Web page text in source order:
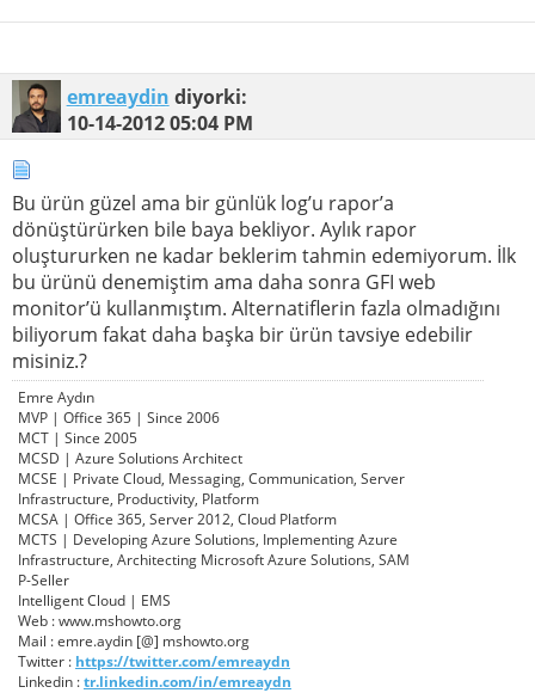
emreaydin diyorki:
10-14-201205:04 PM
Bu ürün güzel ama bir günlük log’u rapor’a
dönüştürürken bile baya bekliyor. Aylık rapor
oluştururken ne kadar beklerim tahmin edemiyorum. İlk
bu ürünü denemiştim ama daha sonra GFI web
monitor’ü kullanmıştım. Alternatiflerin fazla olmadığını
biliyorum fakat daha başka bir ürün tavsiye edebilir
misiniz.?
Emre Aydın
MVP | Office 365 | Since 2006
MCT | Since 2005
MCSD | Azure Solutions Architect
MCSE | Private Cloud, Messaging, Communication, Server
Infrastructure, Productivity, Platform
MCSA | Office 365, Server 2012, Cloud Platform
MCTS | Developing Azure Solutions, Implementing Azure
Infrastructure, Architecting Microsoft Azure Solutions, SAM
P-Seller
Intelligent Cloud | EMS
Web : www.mshowto.org
Mail : emre.aydin [@] mshowto.org
Twitter : https://twitter.com/emreaydn
Linkedin :tr.linkedin.com/in/emreaydn